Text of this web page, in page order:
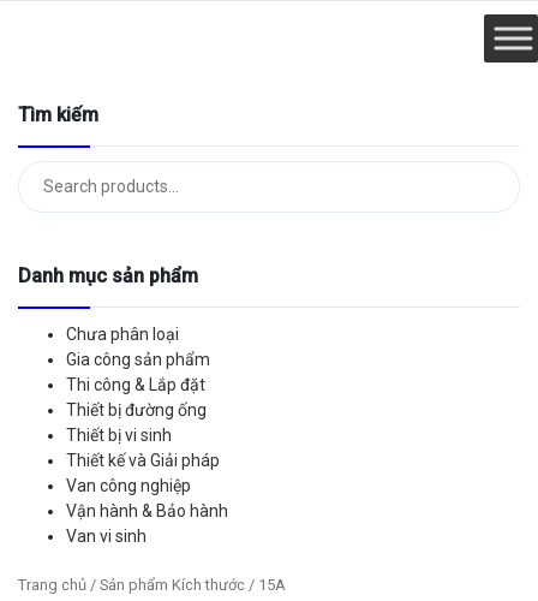
Tìm kiếm
Tìm
kiếm:
Danh mục sản phẩm
Chưa phân loại
Gia công sản phẩm
Thi công & Lắp đặt
Thiết bị đường ống
Thiết bị vi sinh
Thiết kế và Giải pháp
Van công nghiệp
Vận hành & Bảo hành
Van vi sinh
Trang chủ / Sản phẩm Kích thước / 15A